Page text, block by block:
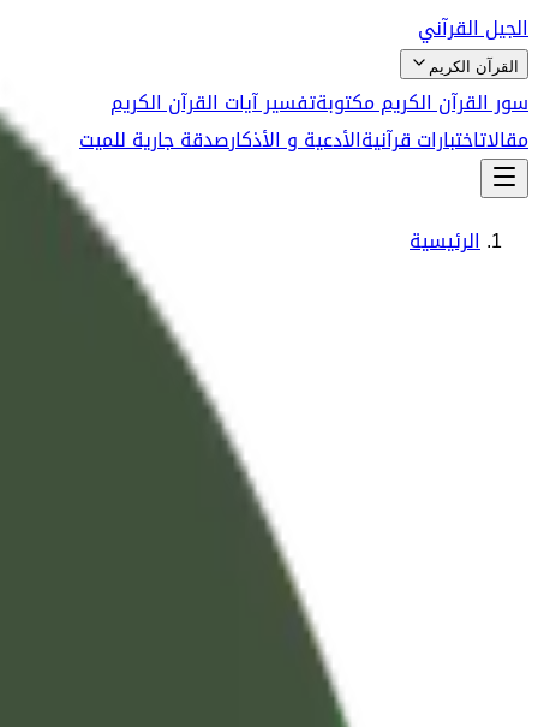
الجيل القرآني
القرآن الكريم
سور القرآن الكريم مكتوبةتفسير آيات القرآن الكريم
مقالاتاختبارات قرآنيةالأدعية و الأذكارصدقة جارية للميت
الرئيسية